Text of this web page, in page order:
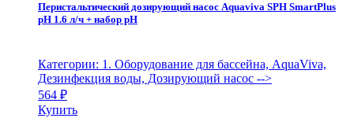
Перистальтический дозирующий насос Aquaviva SPH SmartPlus
pH 1.6 л/ч + набор pH
Категории: 1. Оборудование для бассейна, AquaViva,
Дезинфекция воды, Дозирующий насос -->
564 ₽
Купить